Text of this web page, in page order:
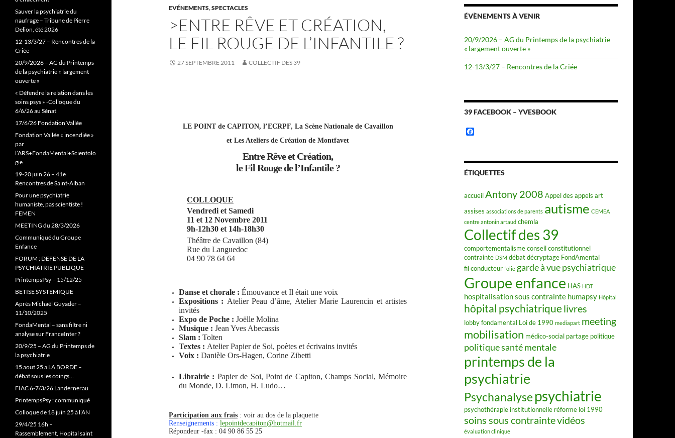
EVÉNEMENTS,SPECTACLES
>ENTRE RÊVE ET CRÉATION,
LE FIL ROUGE DE L’INFANTILE ?
27 SEPTEMBRE 2011 COLLECTIF DES 39
LE POINT de CAPITON, l’ECRPF, La Scène Nationale de Cavaillon
et Les Ateliers de Création de Montfavet
Entre Rêve et Création,
le Fil Rouge de l’Infantile ?
COLLOQUE
Vendredi et Samedi
11 et 12 Novembre 2011
9h-12h30 et 14h-18h30
Théâtre de Cavaillon (84)
Rue du Languedoc
04 90 78 64 64
Danse et chorale : Émouvance et Il était une voix
Expositions : Atelier Peau d’âme, Atelier Marie Laurencin et artistes
invités
Expo de Poche : Joëlle Molina
Musique : Jean Yves Abecassis
Slam : Tolten
Textes : Atelier Papier de Soi, poètes et écrivains invités
Voix : Danièle Ors-Hagen, Corine Zibetti
Librairie : Papier de Soi, Point de Capiton, Champs Social, Mémoire
du Monde, D. Limon, H. Ludo…
Participation aux frais : voir au dos de la plaquette
Renseignements : lepointdecapiton@hotmail.fr
Répondeur -fax : 04 90 86 55 25
ÉVÈNEMENTS À VENIR
20/9/2026 – AG du Printemps de la psychiatrie
« largement ouverte »
12-13/3/27 – Rencontres de la Criée
39 FACEBOOK – YVESBOOK
b
o
ÉTIQUETTES
accueilAntony 2008 Appel des appels art
assises associations de parents autisme CEMEA
centre antonin artaud chemla
Collectif des 39
comportementalismeconseil constitutionnel
contrainte DSM débatdécryptage FondAmental
fil conducteur folie garde à vue psychiatrique
Groupe enfance HAS HDT
hospitalisation sous contrainte humapsy Hôpital
hôpital psychiatriquelivres
lobby fondamental Loi de 1990 mediapart meeting
mobilisation médico-social partage politique
politique santé mentale
printemps de la
psychiatrie
Psychanalyse psychiatrie
psychothérapie institutionnelle réforme loi 1990
soins sous contraintevidéos
évaluation clinique
Sauver la psychiatrie du
naufrage – Tribune de Pierre
Delion, été 2026
12-13/3/27 – Rencontres de la
Criée
20/9/2026 – AG du Printemps
de la psychiatrie « largement
ouverte »
« Défendre la relation dans les
soins psys » -Colloque du
6/6/26 au Sénat
17/6/26 Fondation Vallée
Fondation Vallée « incendiée »
par
l’ARS+FondaMental+Scientolo
gie
19-20 juin 26 – 41e
Rencontres de Saint-Alban
Pour une psychiatrie
humaniste, pas scientiste !
FEMEN
MEETING du 28/3/2026
Communiqué du Groupe
Enfance
FORUM : DEFENSE DE LA
PSYCHIATRIE PUBLIQUE
PrintempsPsy – 15/12/25
BETISE SYSTEMIQUE
Après Michaël Guyader –
11/10/2025
FondaMental – sans filtre ni
analyse sur FranceInter ?
20/9/25 – AG du Printemps de
la psychiatrie
15 aout 25 a LA BORDE –
débat sous les coings…
FIAC 6-7/3/26 Landernerau
PrintempsPsy : communiqué
Colloque de 18 juin 25 à l’AN
29/4/25 16h –
Rassemblement, Hopital saint